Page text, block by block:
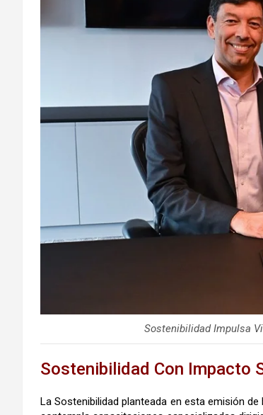
Sostenibilidad Impulsa
Sostenibilidad Con Impacto
La Sostenibilidad planteada en esta emisión